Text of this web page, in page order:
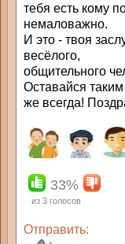
тебя есть кому
немаловажно.
И это - твоя
весёлого,
общительного
Оставайся таким
же всегда!
33%
из 3 голосов
Отправить: